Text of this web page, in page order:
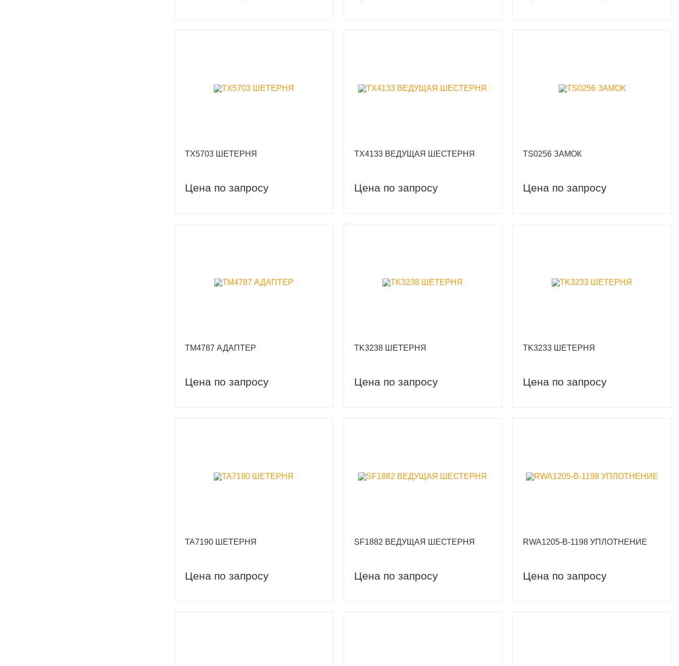
TX5703 ШЕТЕРНЯ
Цена по запросу
TX4133 ВЕДУЩАЯ ШЕСТЕРНЯ
Цена по запросу
TS0256 ЗАМОК
Цена по запросу
TM4787 АДАПТЕР
Цена по запросу
TK3238 ШЕТЕРНЯ
Цена по запросу
TK3233 ШЕТЕРНЯ
Цена по запросу
TA7190 ШЕТЕРНЯ
Цена по запросу
SF1882 ВЕДУЩАЯ ШЕСТЕРНЯ
Цена по запросу
RWA1205-B-1198 УПЛОТНЕНИЕ
Цена по запросу